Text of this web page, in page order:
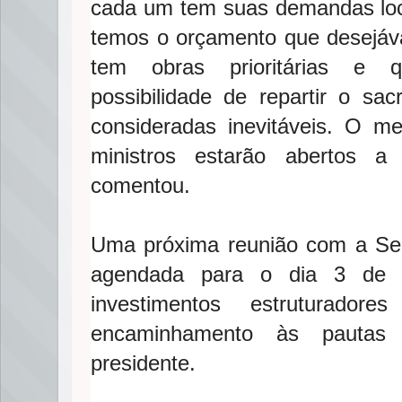
cada um tem suas demandas
temos o orçamento que
tem obras prioritárias e
possibilidade de repartir o
consideradas inevitáveis. O
ministros estarão abertos a
comentou.
Uma próxima reunião com a
agendada para o dia 3 de
investimentos
encaminhamento às
presidente.